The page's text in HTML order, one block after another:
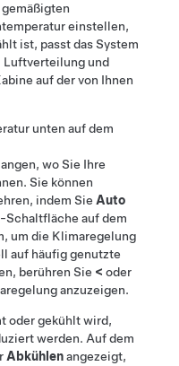
einstellen,
ist, passt das System
Luftverteilung und
auf der von Ihnen
unten auf dem
wo Sie Ihre
Sie können
indem Sie Auto
Schaltfläche auf dem
um die Klimaregelung
auf häufig genutzte
berühren Sie < oder
anzuzeigen.
oder gekühlt wird,
werden. Auf dem
Abkühlenangezeigt,